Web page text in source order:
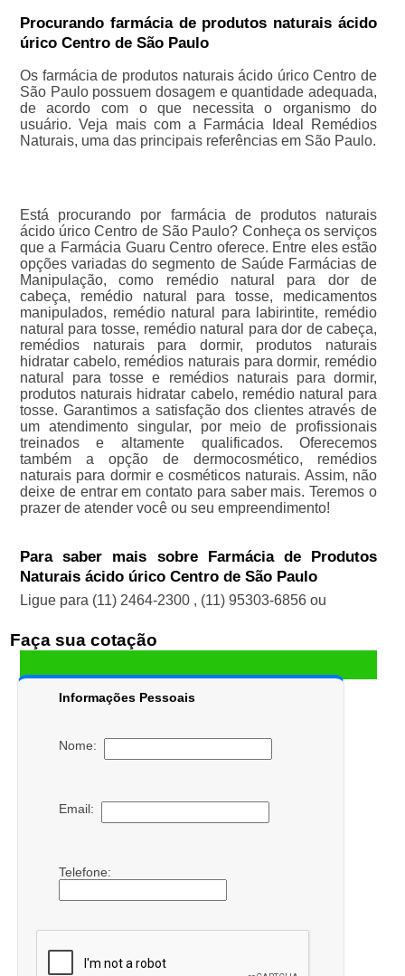
Procurando farmácia de produtos naturais ácido
úrico Centro de São Paulo
Os farmácia de produtos naturais ácido úrico Centro de
São Paulo possuem dosagem e quantidade adequada,
de acordo com o que necessita o organismo do
usuário. Veja mais com a Farmácia Ideal Remédios
Naturais, uma das principais referências em São Paulo.
Está procurando por farmácia de produtos naturais
ácido úrico Centro de São Paulo? Conheça os serviços
que a Farmácia Guaru Centro oferece. Entre eles estão
opções variadas do segmento de Saúde Farmácias de
Manipulação, como remédio natural para dor de
cabeça, remédio natural para tosse, medicamentos
manipulados, remédio natural para labirintite, remédio
natural para tosse, remédio natural para dor de cabeça,
remédios naturais para dormir, produtos naturais
hidratar cabelo, remédios naturais para dormir, remédio
natural para tosse e remédios naturais para dormir,
produtos naturais hidratar cabelo, remédio natural para
tosse. Garantimos a satisfação dos clientes através de
um atendimento singular, por meio de profissionais
treinados e altamente qualificados. Oferecemos
também a opção de dermocosmético, remédios
naturais para dormir e cosméticos naturais. Assim, não
deixe de entrar em contato para saber mais. Teremos o
prazer de atender você ou seu empreendimento!
Para saber mais sobre Farmácia de Produtos
Naturais ácido úrico Centro de São Paulo
Ligue para (11) 2464-2300 , (11) 95303-6856 ou
Faça sua cotação
Informações Pessoais
Nome:
Email:
Telefone: